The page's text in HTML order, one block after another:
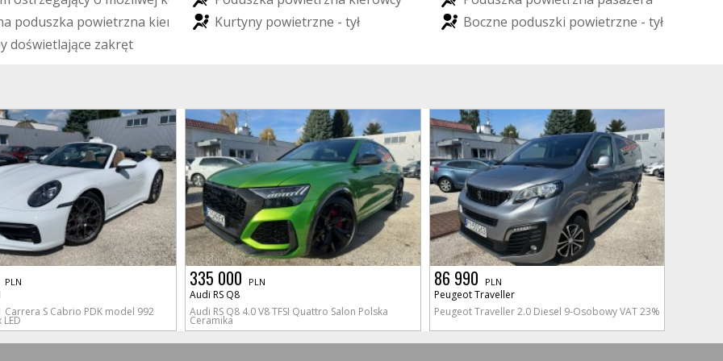
a poduszka powietrzna kier cy Kurtyny powietrzne - tył Boczne poduszki powietrzne - tył
y doświetlające zakręt
PLN
Carrera S Cabrio PDK model 992
335 000 PLN
Audi RS Q8
Audi RS Q8 4.0 V8 TFSI Quattro Salon Polska
Ceramika
86 990 PLN
Peugeot Traveller
Peugeot Traveller 2.0 Diesel 9-Osobowy VAT 23%